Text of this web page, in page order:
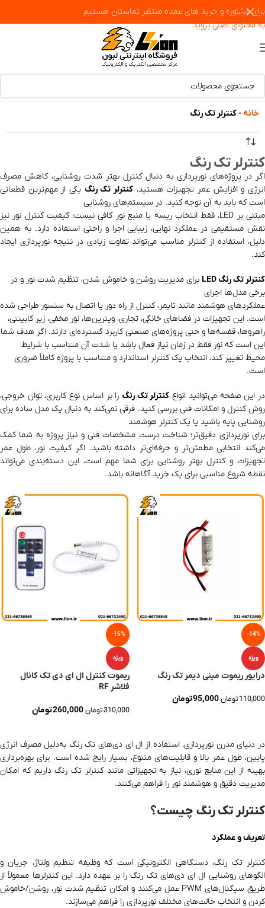
پرش به پیمایش
به محتوای اصلی بروید
برای مشاوره و خرید های عمده منتظر تماستان هستیم
خانه-کنترلر تک رنگ
کنترلر تک رنگ
اگر در پروژه‌های نورپردازی به دنبال کنترل بهتر شدت روشنایی، کاهش مصرف
انرژی و افزایش عمر تجهیزات هستید، کنترلر تک رنگ یکی از مهم‌ترین قطعاتی
است که باید به آن توجه کنید. در سیستم‌های روشنایی
مبتنی بر LED، فقط انتخاب ریسه یا منبع نور کافی نیست؛ کیفیت کنترل نور نیز
نقش مستقیمی در عملکرد نهایی، زیبایی اجرا و راحتی استفاده دارد. به همین
دلیل، استفاده از کنترلر مناسب می‌تواند تفاوت زیادی در نتیجه نورپردازی ایجاد
کند.
کنترلر تک رنگ LED
برای مدیریت روشن و خاموش شدن، تنظیم شدت نور و در
برخی مدل‌ها اجرای
عملکردهای هوشمند مانند تایمر، کنترل از راه دور یا اتصال به سنسور طراحی شده
است. این تجهیزات در فضاهای خانگی، تجاری، ویترین‌ها، نور مخفی، زیر کابینتی،
راهروها، قفسه‌ها و حتی پروژه‌های صنعتی کاربرد گسترده‌ای دارند. اگر هدف شما
این است که نور فقط در زمان نیاز فعال باشد یا شدت آن متناسب با شرایط
محیط تغییر کند، انتخاب یک کنترلر استاندارد و متناسب با پروژه کاملاً ضروری
است.
در این صفحه می‌توانید انواع کنترلر تک رنگ را بر اساس نوع کاربری، توان خروجی،
روش کنترل و امکانات فنی بررسی کنید. فرقی نمی‌کند به دنبال یک مدل ساده برای
روشنایی پایه باشید یا یک کنترلر هوشمند
برای نورپردازی دقیق‌تر؛ شناخت درست مشخصات فنی و نیاز پروژه به شما کمک
می‌کند انتخابی مطمئن‌تر و حرفه‌ای‌تر داشته باشید. اگر کیفیت نور، طول عمر
تجهیزات و کنترل بهتر روشنایی برای شما مهم است، این دسته‌بندی می‌تواند
نقطه شروع مناسبی برای یک خرید آگاهانه باشد.
-14%
ویژه
درایور ریموت مینی دیمر تک رنگ
110,000تومان95,000تومان
-16%
ویژه
ریموت کنترل ال ای دی تک کانال
فلاشر RF
310,000تومان260,000تومان
در دنیای مدرن نورپردازی، استفاده از ال ای دی‌های تک رنگ به‌دلیل مصرف انرژی
پایین، طول عمر بالا و قابلیت‌های متنوع، بسیار رایج شده است. برای بهره‌برداری
بهینه از این منابع نوری، نیاز به تجهیزاتی مانند کنترلر تک رنگ داریم که امکان
مدیریت دقیق و هوشمند نور را فراهم می‌کنند.
کنترلر تک رنگ چیست؟
تعریف و عملکرد
کنترلر تک رنگ، دستگاهی الکترونیکی است که وظیفه تنظیم ولتاژ، جریان و
الگوهای روشنایی ال ای دی‌های تک رنگ را بر عهده دارد. این کنترلرها معمولاً از
طریق سیگنال‌های PWM عمل می‌کنند و امکان تنظیم شدت نور، روشن/خاموش
کردن و انتخاب حالت‌های مختلف نورپردازی را فراهم می‌سازند.